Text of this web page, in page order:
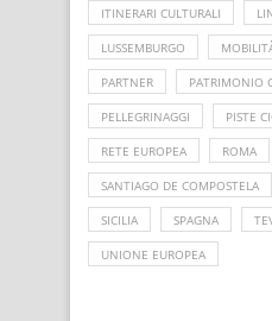
ITINERARI CULTURALI
LUSSEMBURGO
PARTNER PATRIMONIO
PELLEGRINAGGI PISTE
RETE EUROPEA ROMA
SANTIAGO DE COMPOSTELA
SICILIA SPAGNA
UNIONE EUROPEA